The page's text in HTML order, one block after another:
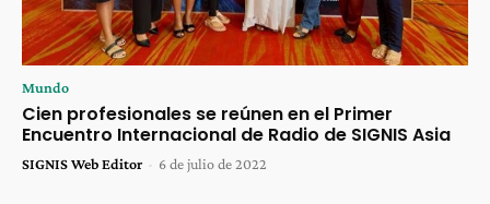
Mundo
Cien profesionales se reúnen en el Primer
Encuentro Internacional de Radio de SIGNIS Asia
SIGNIS Web Editor - 6 de julio de 2022